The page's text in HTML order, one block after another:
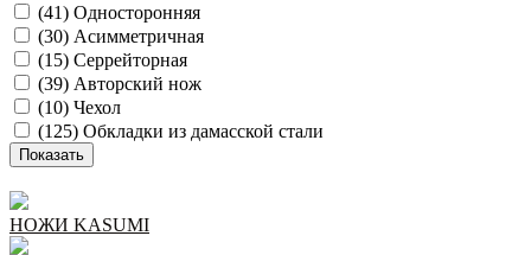
(41) Односторонняя
(30) Асимметричная
(15) Серрейторная
(39) Авторский нож
(10) Чехол
(125) Обкладки из дамасской стали
НОЖИ KASUMI